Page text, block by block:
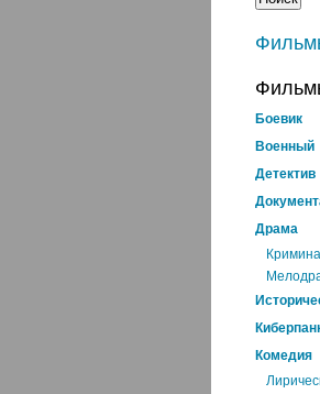
Боевик
Военный
Детектив
Драма
Комедия